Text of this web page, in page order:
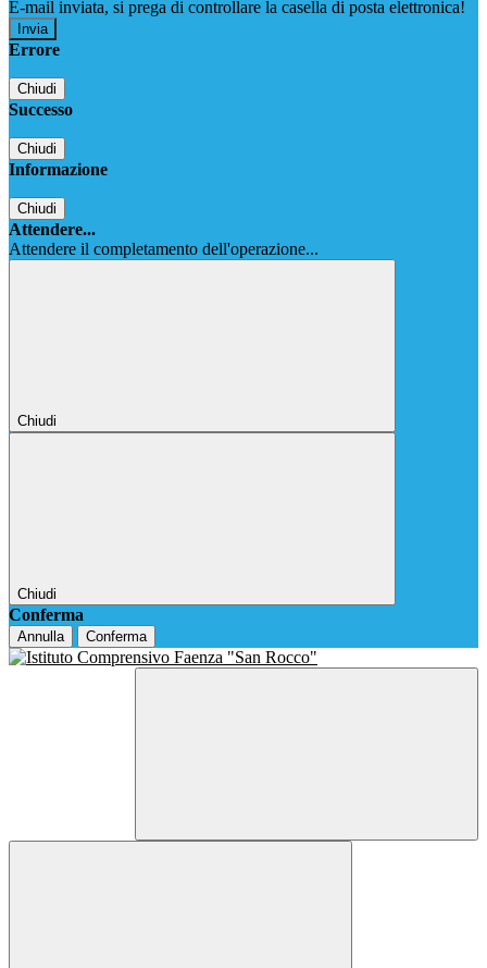
E-mail inviata, si prega di controllare la casella di posta elettronica!
Errore
Chiudi
Successo
Chiudi
Informazione
Chiudi
Attendere...
Attendere il completamento dell'operazione...
Chiudi
Chiudi
Conferma
Annulla Conferma